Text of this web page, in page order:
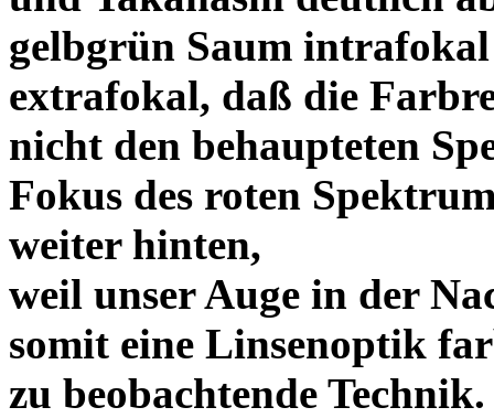
gelbgrün Saum
extrafokal, daß die
nicht den behaupteten
Fokus des roten
weiter hinten,
weil unser Auge in der
somit eine Linsenoptik
zu beobachtende